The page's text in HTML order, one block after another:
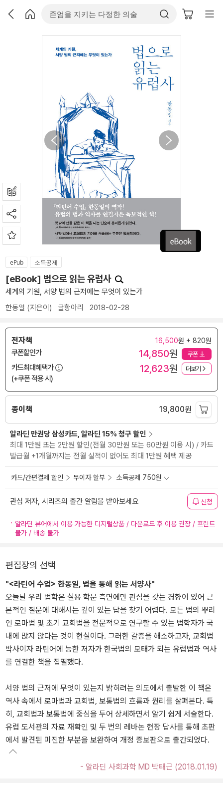
ePub 소득공제
[eBook] 법으로 읽는 유럽사
세계의 기원, 서양 법의 근저에는 무엇이 있는가
한동일 (지은이) 글항아리 2018-02-28
전자책 16,500원 + 820원
쿠폰할인가 14,850원 쿠폰
카드최대혜택가
(+쿠폰 적용 시)
12,623원 더보기
종이책 19,800원
알라딘 만권당 삼성카드, 알라딘 15% 청구 할인
최대 1만원 또는 2만원 할인(전월 30만원 또는 60만원 이용 시) / 카드
발급월 +1개월까지는 전월 실적이 없어도 최대 1만원 혜택 제공
카드/간편결제 할인 무이자 할부 소득공제 750원
관심 저자, 시리즈의 출간 알림을 받아보세요 신청
알라딘 뷰어에서 이용 가능한 디지털상품 / 다운로드 후 이용 권장 / 프린트
불가 / 배송 불가
편집장의 선택
"<라틴어 수업> 한동일, 법을 통해 읽는 서양사"
오늘날 우리 법학은 실용 학문 측면에만 관심을 갖는 경향이 있어 근
본적인 질문에 대해서는 깊이 있는 답을 찾기 어렵다. 모든 법의 뿌리
인 로마법 및 초기 교회법을 전문적으로 연구할 수 있는 법학자가 국
내에 많지 않다는 것이 현실이다. 그러한 갈증을 해소하고자, 교회법
박사이자 라틴어에 능한 저자가 한국법의 모태가 되는 유럽법과 역사
를 연결한 책을 집필했다.
서양 법의 근저에 무엇이 있는지 밝히려는 의도에서 출발한 이 책은
역사 속에서 로마법과 교회법, 보통법의 흐름과 원리를 살펴본다. 특
히, 교회법과 보통법에 중심을 두어 상세하면서 알기 쉽게 서술한다.
유럽 도서관의 자료 재확인 및 두 번의 레바논 현장 답사를 통해 초판
에서 발견된 미진한 부분을 보완하여 개정 증보판으로 출간되었다.
- 알라딘 사회과학 MD 박태근 (2018.01.19)